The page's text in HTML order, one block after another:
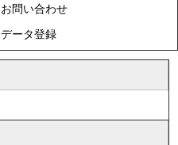
お問い合わせ
データ登録